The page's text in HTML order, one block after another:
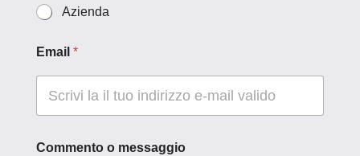
Azienda
Email *
Commento o messaggio